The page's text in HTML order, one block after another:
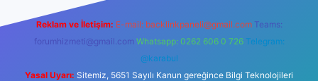
Reklam ve İletişim: E-mail: backlinkpaneli@gmail.com Teams:
forumhizmeti@gmail.com Whatsapp: 0262 606 0 726 Telegram:
@karabul
Yasal Uyarı: Sitemiz, 5651 Sayılı Kanun gereğince Bilgi Teknolojileri